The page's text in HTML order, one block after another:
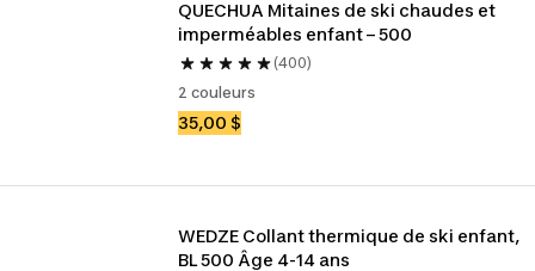
QUECHUA Mitaines de ski chaudes et
imperméables enfant – 500
(400)
2 couleurs
35,00 $
WEDZE Collant thermique de ski enfant,
BL 500 Âge 4-14 ans